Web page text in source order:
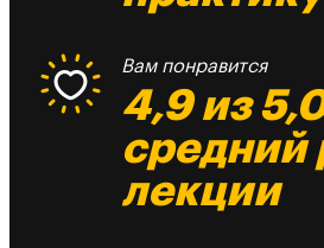
Вам понравится
4,9 из
средний
лекции